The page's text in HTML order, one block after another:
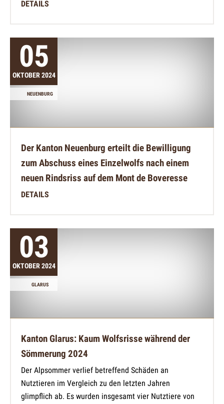
DETAILS
05
OKTOBER 2024
NEUENBURG
Der Kanton Neuenburg erteilt die Bewilligung
zum Abschuss eines Einzelwolfs nach einem
neuen Rindsriss auf dem Mont de Boveresse
DETAILS
03
OKTOBER 2024
GLARUS
Kanton Glarus: Kaum Wolfsrisse während der
Sömmerung 2024
Der Alpsommer verlief betreffend Schäden an
Nutztieren im Vergleich zu den letzten Jahren
glimpflich ab. Es wurden insgesamt vier Nutztiere von